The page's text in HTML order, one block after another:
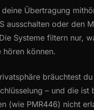
Übertragung
ausschalten oder den
Systeme filtern nur,
hören können.
bräuchtest du
– und die ist
(wie PMR446) nicht